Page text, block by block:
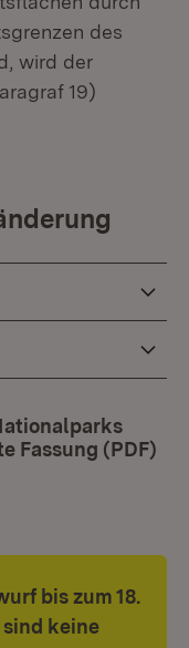
des
wird der
19)
Fassung (PDF)
bis zum 18.
keine